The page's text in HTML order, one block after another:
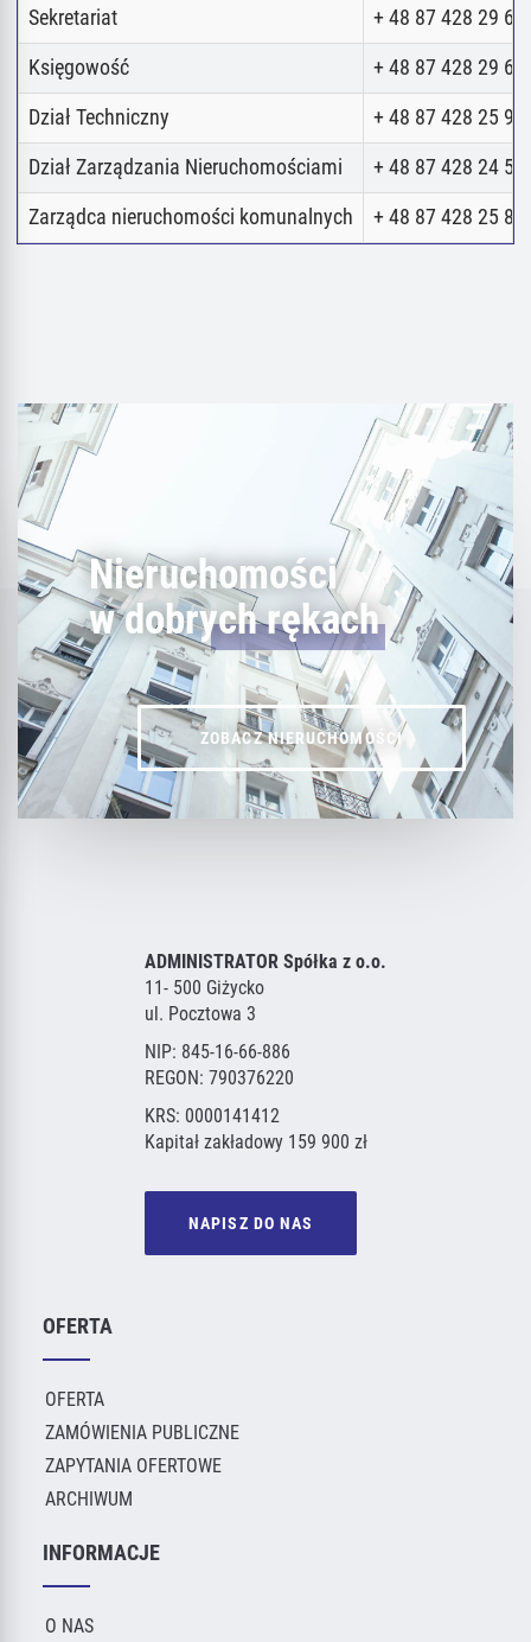
Sekretariat + 48 87 428 29 62
Księgowość + 48 87 428 29 62
Dział Techniczny + 48 87 428 25 98
Dział Zarządzania Nieruchomościami + 48 87 428 24 52
Zarządca nieruchomości komunalnych + 48 87 428 25 80
Nieruchomości
w dobrych rękach
ZOBACZ NIERUCHOMOŚCI
ADMINISTRATOR Spółka z o.o.
11- 500 Giżycko
ul. Pocztowa 3
NIP: 845-16-66-886
REGON: 790376220
KRS: 0000141412
Kapitał zakładowy 159 900 zł
NAPISZ DO NAS
OFERTA
OFERTA
ZAMÓWIENIA PUBLICZNE
ZAPYTANIA OFERTOWE
ARCHIWUM
INFORMACJE
O NAS